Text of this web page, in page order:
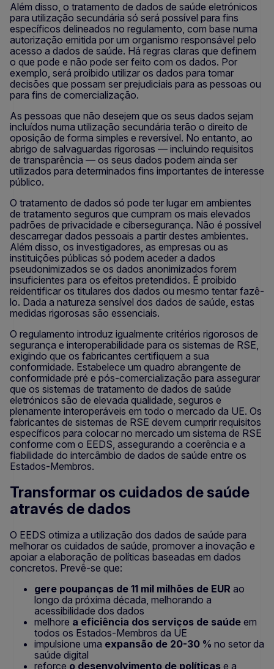
Além disso, o tratamento de dados de saúde eletrónicos
para utilização secundária só será possível para fins
específicos delineados no regulamento, com base numa
autorização emitida por um organismo responsável pelo
acesso a dados de saúde. Há regras claras que definem
o que pode e não pode ser feito com os dados. Por
exemplo, será proibido utilizar os dados para tomar
decisões que possam ser prejudiciais para as pessoas ou
para fins de comercialização.
As pessoas que não desejem que os seus dados sejam
incluídos numa utilização secundária terão o direito de
oposição de forma simples e reversível. No entanto, ao
abrigo de salvaguardas rigorosas — incluindo requisitos
de transparência — os seus dados podem ainda ser
utilizados para determinados fins importantes de interesse
público.
O tratamento de dados só pode ter lugar em ambientes
de tratamento seguros que cumpram os mais elevados
padrões de privacidade e cibersegurança. Não é possível
descarregar dados pessoais a partir destes ambientes.
Além disso, os investigadores, as empresas ou as
instituições públicas só podem aceder a dados
pseudonimizados se os dados anonimizados forem
insuficientes para os efeitos pretendidos. É proibido
reidentificar os titulares dos dados ou mesmo tentar fazê-
lo. Dada a natureza sensível dos dados de saúde, estas
medidas rigorosas são essenciais.
O regulamento introduz igualmente critérios rigorosos de
segurança e interoperabilidade para os sistemas de RSE,
exigindo que os fabricantes certifiquem a sua
conformidade. Estabelece um quadro abrangente de
conformidade pré e pós-comercialização para assegurar
que os sistemas de tratamento de dados de saúde
eletrónicos são de elevada qualidade, seguros e
plenamente interoperáveis em todo o mercado da UE. Os
fabricantes de sistemas de RSE devem cumprir requisitos
específicos para colocar no mercado um sistema de RSE
conforme com o EEDS, assegurando a coerência e a
fiabilidade do intercâmbio de dados de saúde entre os
Estados-Membros.
Transformar os cuidados de saúde
através de dados
O EEDS otimiza a utilização dos dados de saúde para
melhorar os cuidados de saúde, promover a inovação e
apoiar a elaboração de políticas baseadas em dados
concretos. Prevê-se que:
gere poupanças de 11 mil milhões de EUR ao
longo da próxima década, melhorando a
acessibilidade dos dados
melhore a eficiência dos serviços de saúde em
todos os Estados-Membros da UE
impulsione uma expansão de 20-30 % no setor da
saúde digital
reforce o desenvolvimento de políticas e a